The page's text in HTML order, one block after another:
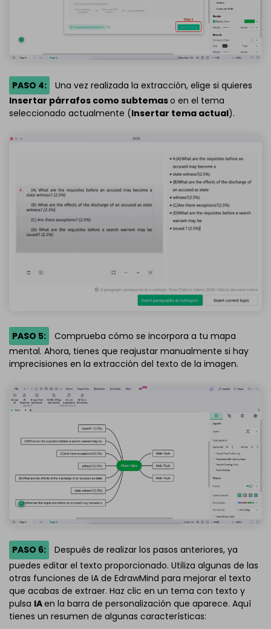
PASO 4:
Una vez realizada la extracción, elige si quieres
Insertar párrafos como subtemaso en el tema
seleccionado actualmente (Insertar tema actual).
PASO 5:
Comprueba cómo se incorpora a tu mapa
mental. Ahora, tienes que reajustar manualmente si hay
imprecisiones en la extracción del texto de la imagen.
PASO 6:
Después de realizar los pasos anteriores, ya
puedes editar el texto proporcionado. Utiliza algunas de las
otras funciones de IA de EdrawMind para mejorar el texto
que acabas de extraer. Haz clic en un tema con texto y
pulsa IAen la barra de personalización que aparece. Aquí
tienes un resumen de algunas características: